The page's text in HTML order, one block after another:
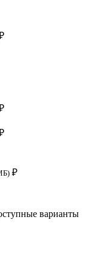
₽
варианты